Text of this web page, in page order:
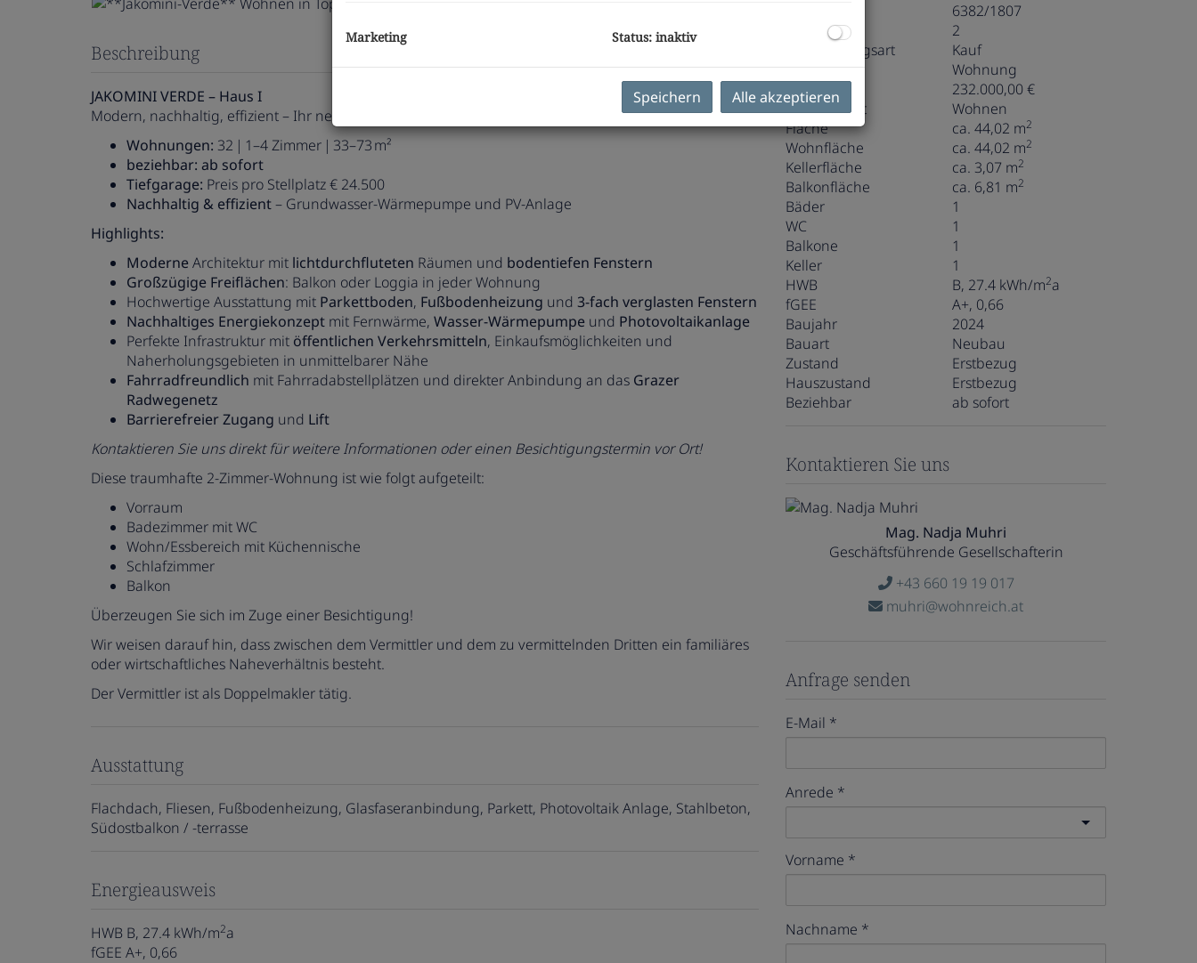
Beschreibung
JAKOMINI VERDE – Haus I
Modern, nachhaltig, effizient – Ihr neues Zuhause mit
Wohnungen: 32 | 1–4 Zimmer | 33–73 m²
beziehbar: ab sofort
Tiefgarage: Preis pro Stellplatz € 24.500
Nachhaltig & effizient– Grundwasser-Wärmepumpe und PV-Anlage
Highlights:
Moderne Architektur mit lichtdurchfluteten Räumen und bodentiefen Fenstern
Großzügige Freiflächen: Balkon oder Loggia in jeder Wohnung
Hochwertige Ausstattung mit Parkettboden, Fußbodenheizung und 3-fach verglasten Fenstern
Nachhaltiges Energiekonzept mit Fernwärme, Wasser-Wärmepumpe und Photovoltaikanlage
Perfekte Infrastruktur mit öffentlichen Verkehrsmitteln, Einkaufsmöglichkeiten und
Naherholungsgebieten in unmittelbarer Nähe
Fahrradfreundlich mit Fahrradabstellplätzen und direkter Anbindung an das Grazer
Radwegenetz
Barrierefreier Zugang und Lift
Kontaktieren Sie uns direkt für weitere Informationen oder einen Besichtigungstermin vor Ort!
Diese traumhafte 2-Zimmer-Wohnung ist wie folgt aufgeteilt:
Vorraum
Badezimmer mit WC
Wohn/Essbereich mit Küchennische
Schlafzimmer
Balkon
Überzeugen Sie sich im Zuge einer Besichtigung!
Wir weisen darauf hin, dass zwischen dem Vermittler und dem zu vermittelnden Dritten ein familiäres
oder wirtschaftliches Naheverhältnis besteht.
Der Vermittler ist als Doppelmakler tätig.
Ausstattung
Flachdach Fliesen Fußbodenheizung Glasfaseranbindung Parkett Photovoltaik Anlage Stahlbeton
Südostbalkon / -terrasse
Energieausweis
HWB B, 27.4 kWh/m2a
fGEE A+, 0,66
6382/1807
Zimmer
2
Vermarktungsart
Kauf
Objektart
Wohnung
Kaufpreis
232.000,00 €
Nutzungsart
Wohnen
Fläche
ca. 44,02 m2
Wohnfläche ca. 44,02 m2
Kellerfläche ca. 3,07 m2
Balkonfläche ca. 6,81 m2
Bäder
1
WC
1
Balkone
1
Keller
1
HWB
B, 27.4 kWh/m2a
fGEE
A+, 0,66
Baujahr
2024
Bauart
Neubau
Zustand
Erstbezug
Hauszustand
Erstbezug
Beziehbar
ab sofort
Kontaktieren Sie uns
Mag. Nadja Muhri
Geschäftsführende Gesellschafterin
+43 660 19 19 017
muhri@wohnreich.at
Anfrage senden
E-Mail
Anrede
Vorname
Nachname
Marketing Status: inaktiv
Speichern Alle akzeptieren